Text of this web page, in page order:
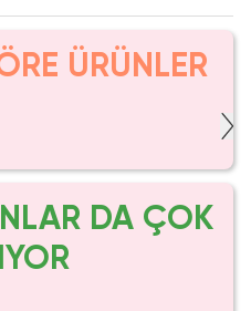
ÜRÜNLER
DA ÇOK